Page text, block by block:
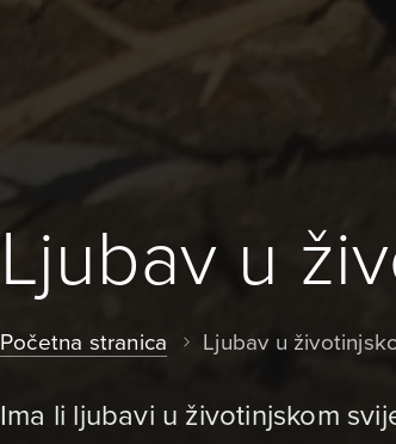
Ljubav u
Početna stranica Ljubav u
Ima li ljubavi u životinjskom